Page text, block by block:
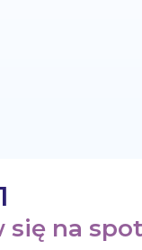
się na